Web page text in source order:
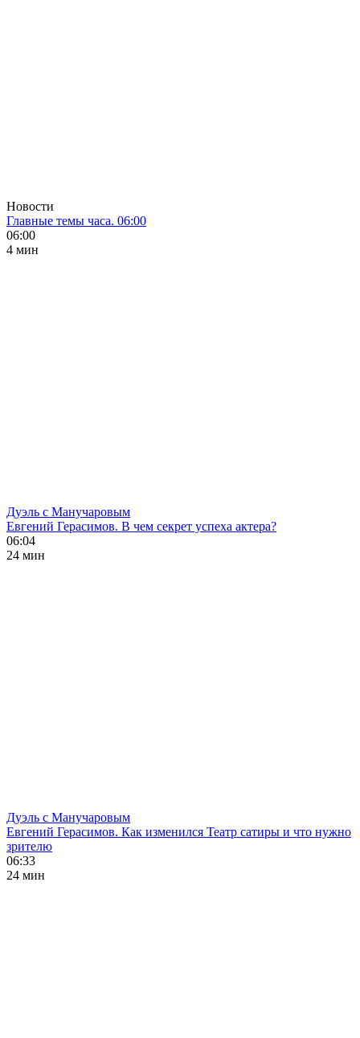
Новости
Главные темы часа. 06:00
06:00
4 мин
Дуэль с Манучаровым
Евгений Герасимов. В чем секрет успеха актера?
06:04
24 мин
Дуэль с Манучаровым
Евгений Герасимов. Как изменился Театр сатиры и что нужно
зрителю
06:33
24 мин